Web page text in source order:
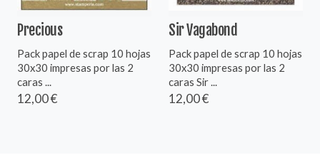
Precious
Pack papel de scrap 10 hojas
30x30 impresas por las 2
caras ...
12,00 €
Sir Vagabond
Pack papel de scrap 10 hojas
30x30 impresas por las 2
caras Sir ...
12,00 €